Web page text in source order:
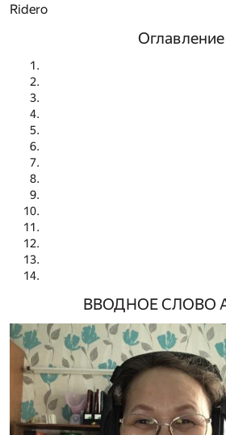
Ridero
Оглавление
ВВОДНОЕ СЛОВО